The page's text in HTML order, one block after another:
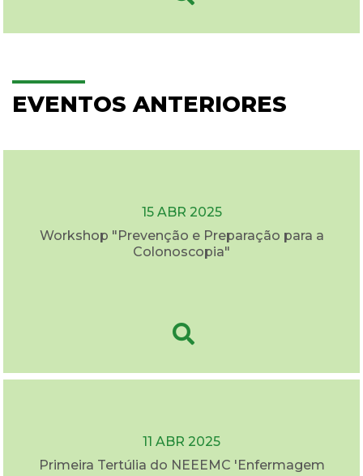
EVENTOS ANTERIORES
15 ABR 2025
Workshop "Prevenção e Preparação para a
Colonoscopia"
11 ABR 2025
Primeira Tertúlia do NEEEMC 'Enfermagem